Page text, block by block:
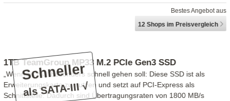
Bestes Angebot aus
12 Shopsim Preisvergleich
Schneller
als SATA-III √
1TB TeamGroup MP33 M.2 PCIe Gen3 SSD
„Wenn es mal besonders schnell gehen soll: Diese SSD ist als
Erweiterungskarte zu nutzen und setzt auf PCI-Express als
Schnittstelle. Dadurch sind Übertragungsraten von 1800 MB/s